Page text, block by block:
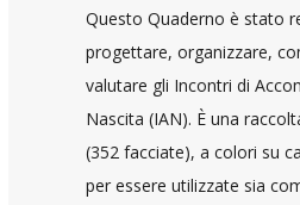
Questo Quaderno è stato
progettare, organizzare,
valutare gli Incontri di
Nascita (IAN). È una
(352 facciate), a colori su
per essere utilizzate sia